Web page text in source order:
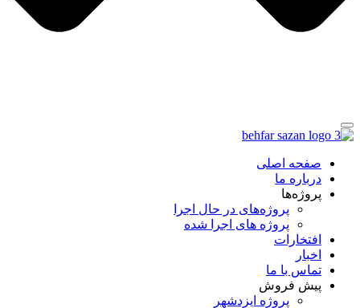
صفحه اصلی
درباره ما
پروژه‌ها
پروژه‌های در حال اجرا
پروژه های اجرا شده
افتخارات
اخبار
تماس با ما
پیش فروش
پروژه ایزدشهر